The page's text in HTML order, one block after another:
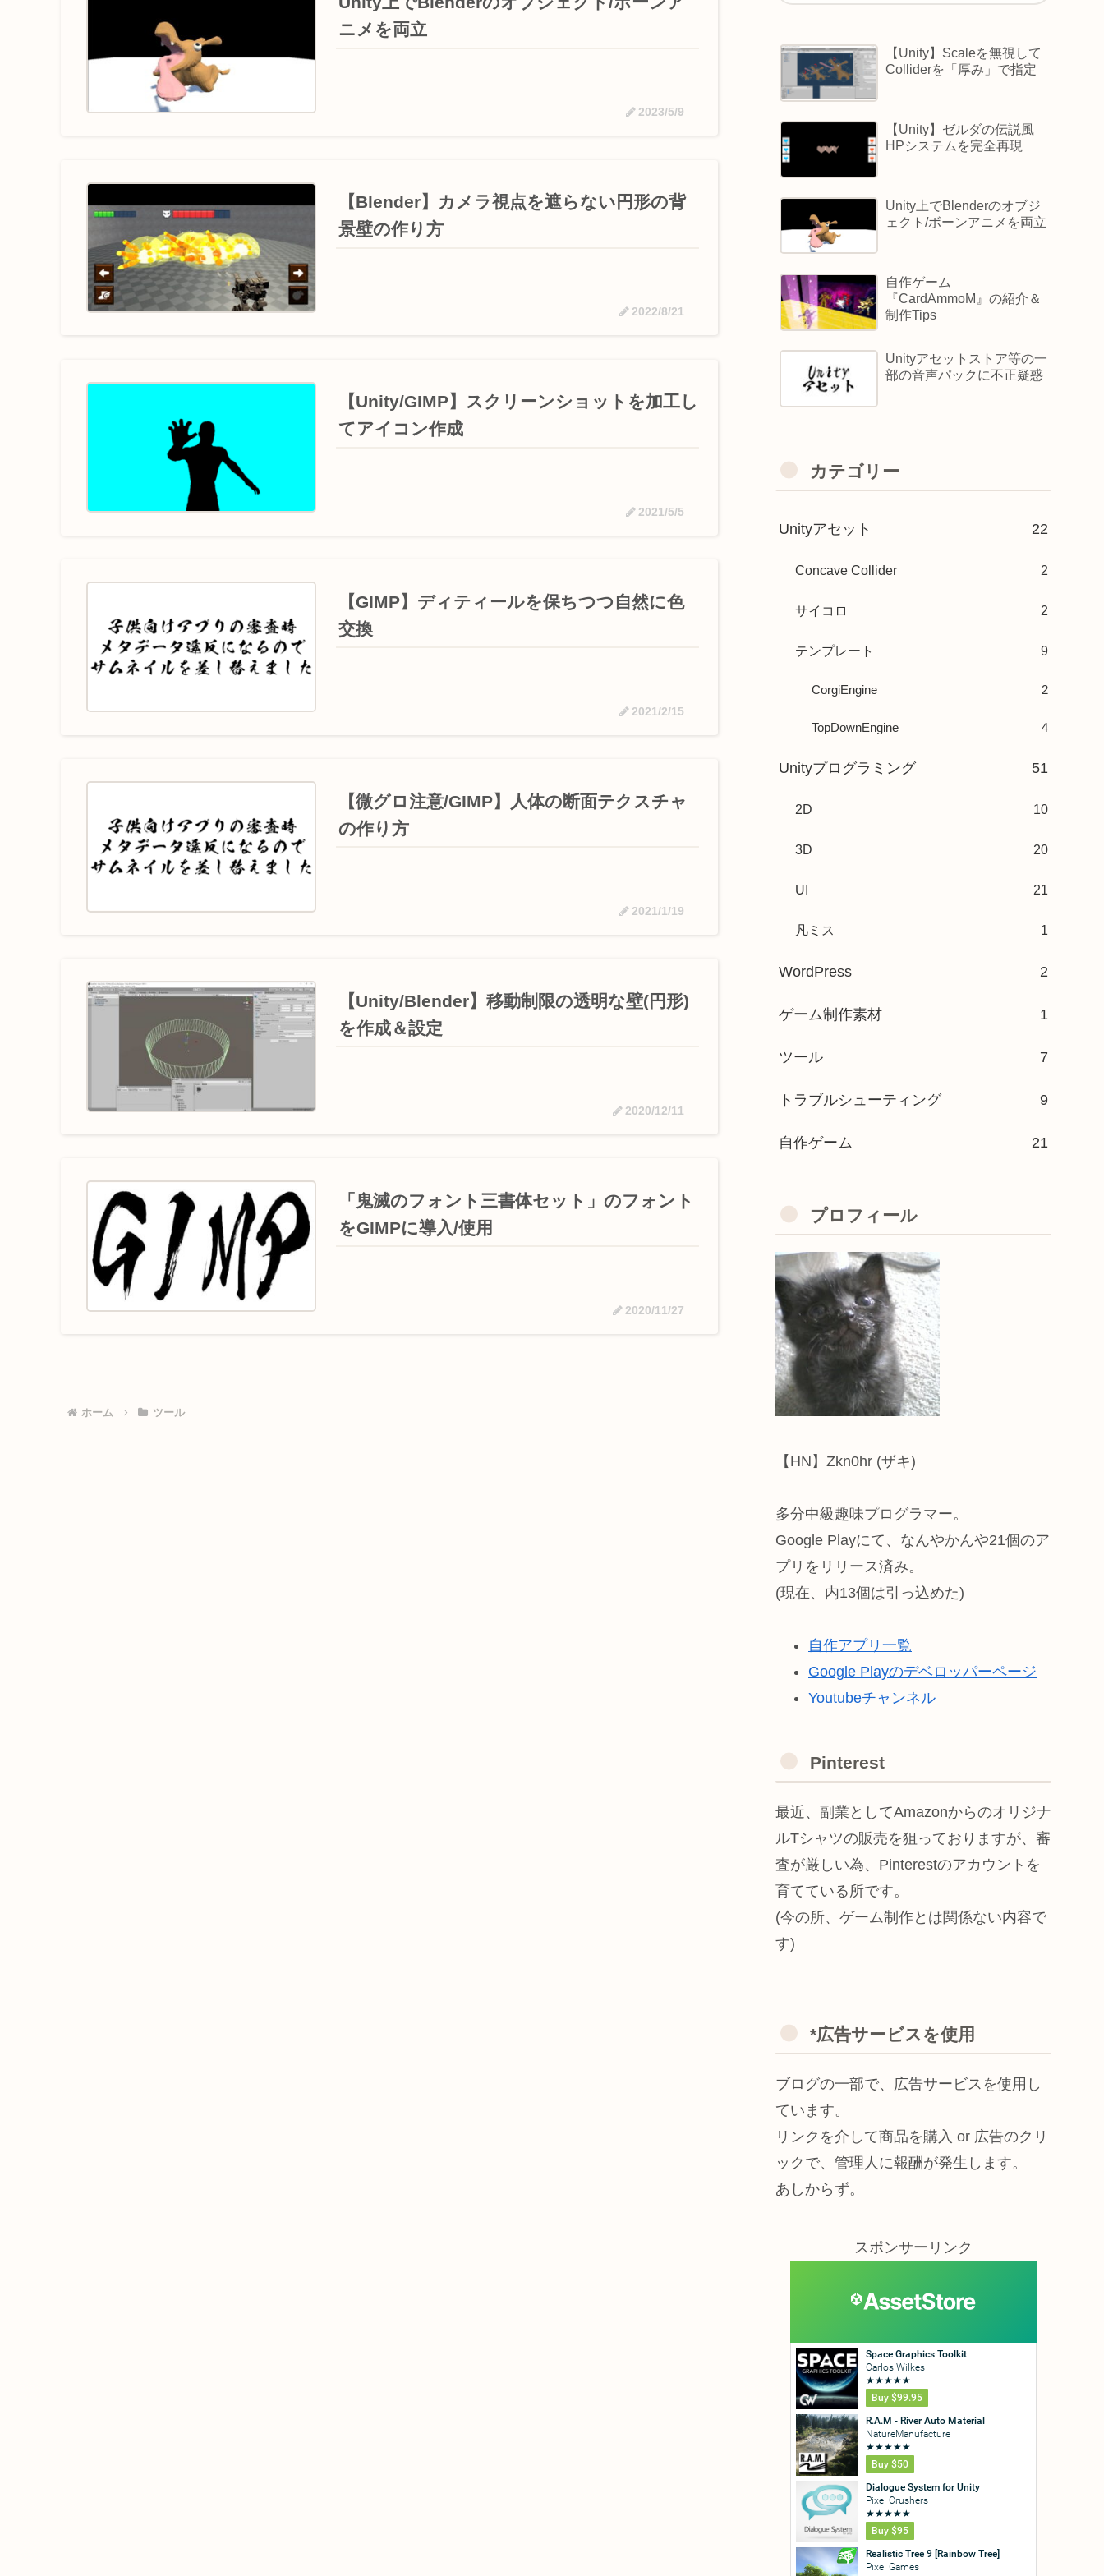
ニメを両立
2023/5/9
【Blender】カメラ視点を遮らない円形の背
景壁の作り方
2022/8/21
【Unity/GIMP】スクリーンショットを加工し
てアイコン作成
2021/5/5
【GIMP】ディティールを保ちつつ自然に色
交換
2021/2/15
【微グロ注意/GIMP】人体の断面テクスチャ
の作り方
2021/1/19
【Unity/Blender】移動制限の透明な壁(円形)
を作成＆設定
2020/12/11
「鬼滅のフォント三書体セット」のフォント
をGIMPに導入/使用
2020/11/27
ホーム ツール
【Unity】Scaleを無視して
Colliderを「厚み」で指定
【Unity】ゼルダの伝説風
HPシステムを完全再現
Unity上でBlenderのオブジ
ェクト/ボーンアニメを両立
自作ゲーム
『CardAmmoM』の紹介＆
制作Tips
Unityアセットストア等の一
部の音声パックに不正疑惑
カテゴリー
Unityアセット 22
Concave Collider 2
サイコロ 2
テンプレート 9
CorgiEngine 2
TopDownEngine 4
Unityプログラミング 51
2D 10
3D 20
UI 21
凡ミス 1
WordPress 2
ゲーム制作素材 1
ツール 7
トラブルシューティング 9
自作ゲーム 21
プロフィール
【HN】Zkn0hr (ザキ)
多分中級趣味プログラマー。
Google Playにて、なんやかんや21個のア
プリをリリース済み。
(現在、内13個は引っ込めた)
自作アプリ一覧
Google Playのデベロッパーページ
Youtubeチャンネル
Pinterest
最近、副業としてAmazonからのオリジナ
ルTシャツの販売を狙っておりますが、審
査が厳しい為、Pinterestのアカウントを
育てている所です。
(今の所、ゲーム制作とは関係ない内容で
す)
*広告サービスを使用
ブログの一部で、広告サービスを使用し
ています。
リンクを介して商品を購入 or 広告のクリ
ックで、管理人に報酬が発生します。
あしからず。
スポンサーリンク